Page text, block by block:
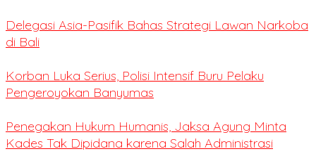
Delegasi Asia-Pasifik Bahas Strategi Lawan Narkoba
di Bali
Korban Luka Serius, Polisi Intensif Buru Pelaku
Pengeroyokan Banyumas
Penegakan Hukum Humanis, Jaksa Agung Minta
Kades Tak Dipidana karena Salah Administrasi